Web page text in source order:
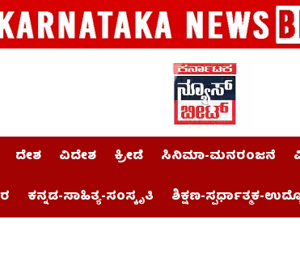
ದೇಶ ವಿದೇಶ ಕ್ರೀಡೆ ಸಿನಿಮಾ-ಮನರಂಜನೆ
ಕನ್ನಡ-ಸಾಹಿತ್ಯ-ಸಂಸ್ಕೃತಿ ಶಿಕ್ಷಣ-ಸ್ಪರ್ಧಾತ್ಮಕ-